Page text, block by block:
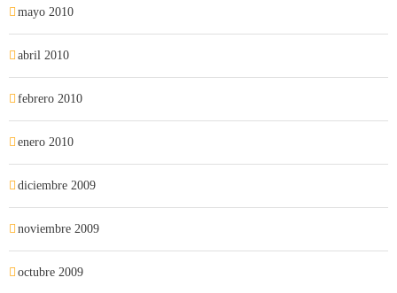
mayo 2010
abril 2010
febrero 2010
enero 2010
diciembre 2009
noviembre 2009
octubre 2009